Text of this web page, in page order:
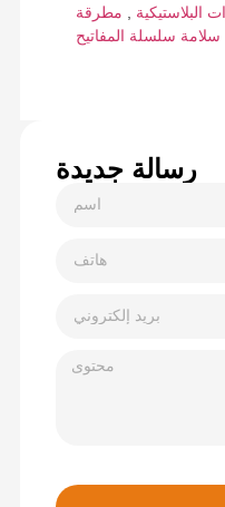
البلاستيكية
مطرقة
سلامة سلسلة المفاتيح
رسالة جديدة